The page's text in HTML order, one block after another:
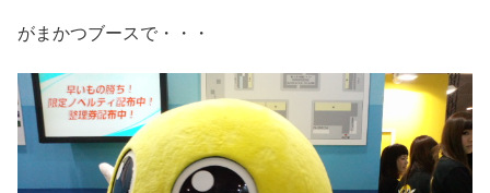
がまかつブースで・・・